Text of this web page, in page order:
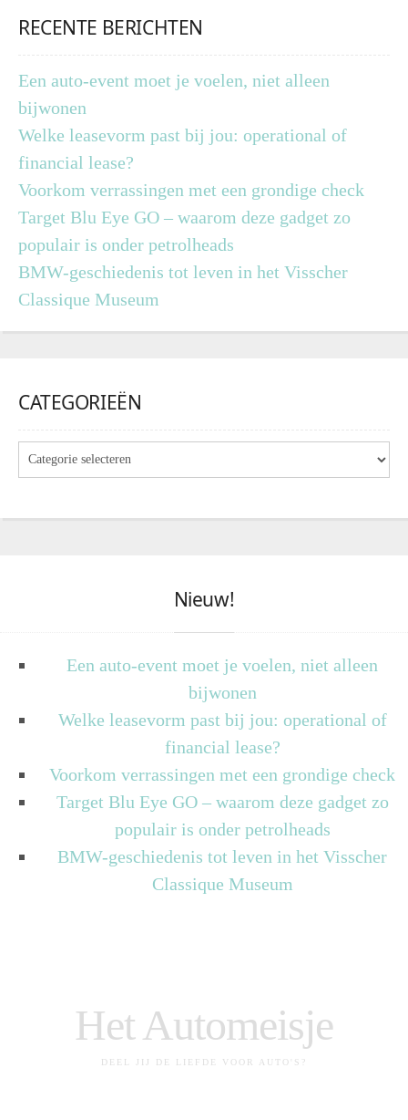
RECENTE BERICHTEN
Een auto-event moet je voelen, niet alleen
bijwonen
Welke leasevorm past bij jou: operational of
financial lease?
Voorkom verrassingen met een grondige check
Target Blu Eye GO – waarom deze gadget zo
populair is onder petrolheads
BMW-geschiedenis tot leven in het Visscher
Classique Museum
CATEGORIEËN
Nieuw!
Een auto-event moet je voelen, niet alleen
bijwonen
Welke leasevorm past bij jou: operational of
financial lease?
Voorkom verrassingen met een grondige check
Target Blu Eye GO – waarom deze gadget zo
populair is onder petrolheads
BMW-geschiedenis tot leven in het Visscher
Classique Museum
Het Automeisje
DEEL JIJ DE LIEFDE VOOR AUTO'S?